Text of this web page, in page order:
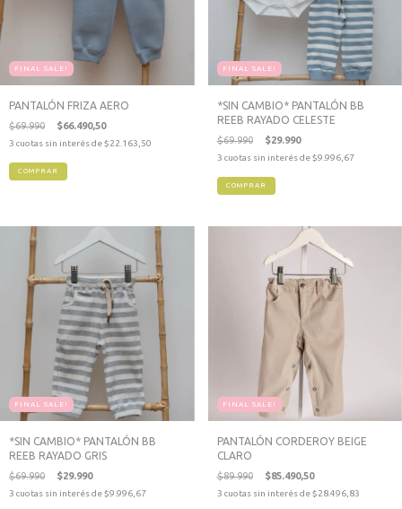
FINAL SALE!
PANTALÓN FRIZA AERO
$69.990 $66.490,50
3 cuotas sin interés de$22.163,50
COMPRAR
FINAL SALE!
*SIN CAMBIO* PANTALÓN BB
REEB RAYADO CELESTE
$69.990 $29.990
3 cuotas sin interés de$9.996,67
COMPRAR
FINAL SALE!
*SIN CAMBIO* PANTALÓN BB
REEB RAYADO GRIS
$69.990 $29.990
3 cuotas sin interés de$9.996,67
FINAL SALE!
PANTALÓN CORDEROY BEIGE
CLARO
$89.990 $85.490,50
3 cuotas sin interés de$28.496,83